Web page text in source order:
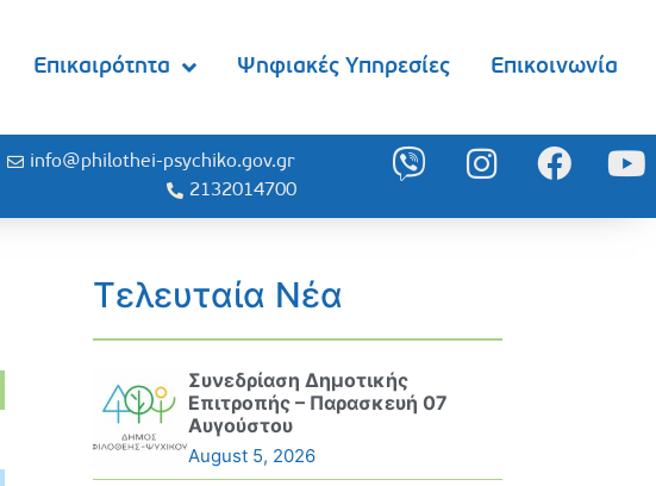
Επικαιρότητα Ψηφιακές Υπηρεσίες Επικοινωνία
info@philothei-psychiko.gov.gr
2132014700
Τελευταία Νέα
Συνεδρίαση Δημοτικής
Επιτροπής – Παρασκευή 07
Αυγούστου
August 5, 2026